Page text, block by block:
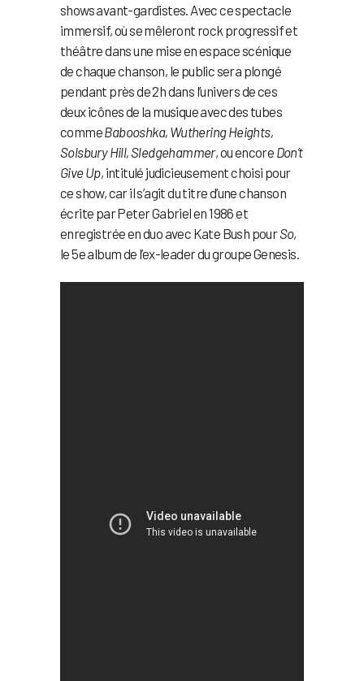
shows avant-gardistes. Avec ce spectacle
immersif, où se mêleront rock progressif et
théâtre dans une mise en espace scénique
de chaque chanson, le public sera plongé
pendant près de 2h dans l’univers de ces
deux icônes de la musique avec des tubes
commeBabooshka, Wuthering Heights,
Solsbury Hill, Sledgehammer, ou encore Don’t
Give Up, intitulé judicieusement choisi pour
ce show, car il s’agit du titre d’une chanson
écrite par Peter Gabriel en 1986 et
enregistrée en duo avec Kate Bush pourSo,
le 5e album de l’ex-leader du groupe Genesis.